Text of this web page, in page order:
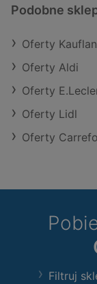
Podobne
Oferty
Oferty Aldi
Oferty
Oferty Lidl
Oferty
Filtruj